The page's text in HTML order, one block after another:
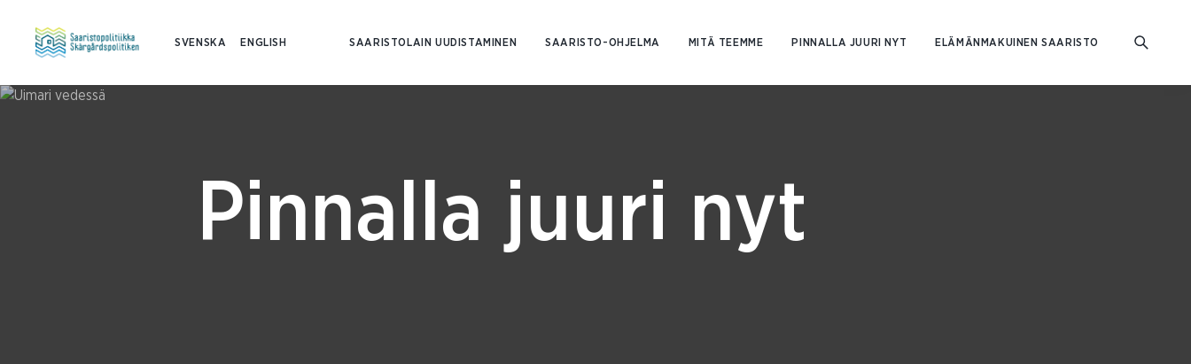
SVENSKA ENGLISH SAARISTOLAIN UUDISTAMINEN SAARISTO-OHJELMA MITÄ TEEMME PINNALLA JUURI NYT ELÄMÄNMAKUINEN SAARISTO
Pinnalla juuri nyt